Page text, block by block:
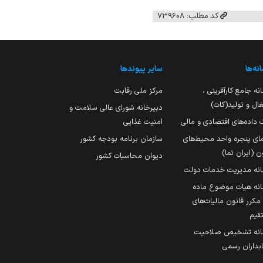
کد مطلب: 739608
جامع کارآفرینی ،
و تولید(کات)
داده‌های اقتصادی و مالی
پنجره واحد محیط‌های
(ایران تما)
مدیریت خدمات دولت
هیات موضوع ماده
251 مکرر قانون مالیات‌های
تشخیص صلاحیت
رسمی
سایر پیوندها
مرکز ملی رقابت
دبیرخانه شورای عالی سلامت و
امنیت غذایی
سازمان برنامه بودجه کشور
دیوان محاسبات کشور